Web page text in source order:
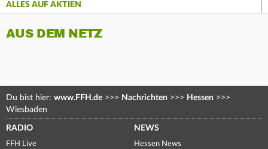
ALLES AUF AKTIEN
AUS DEM NETZ
Du bist hier: www.FFH.de >>> Nachrichten >>> Hessen >>>
Wiesbaden
RADIO
FFH Live
NEWS
Hessen News